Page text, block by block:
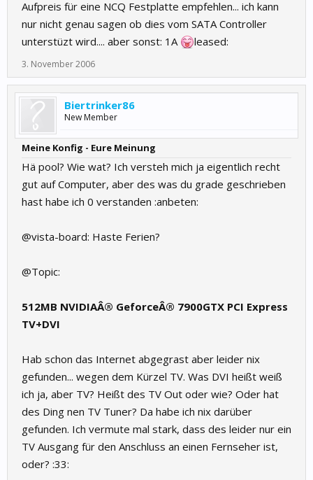
Aufpreis für eine NCQ Festplatte empfehlen... ich kann
nur nicht genau sagen ob dies vom SATA Controller
unterstüzt wird.... aber sonst: 1A
leased:
3. November 2006
Biertrinker86
New Member
Meine Konfig - Eure Meinung
Hä pool? Wie wat? Ich versteh mich ja eigentlich recht
gut auf Computer, aber des was du grade geschrieben
hast habe ich 0 verstanden :anbeten:
@vista-board: Haste Ferien?
@Topic:
512MB NVIDIAÂ® GeforceÂ® 7900GTX PCI Express
TV+DVI
Hab schon das Internet abgegrast aber leider nix
gefunden... wegen dem Kürzel TV. Was DVI heißt weiß
ich ja, aber TV? Heißt des TV Out oder wie? Oder hat
des Ding nen TV Tuner? Da habe ich nix darüber
gefunden. Ich vermute mal stark, dass des leider nur ein
TV Ausgang für den Anschluss an einen Fernseher ist,
oder? :33: